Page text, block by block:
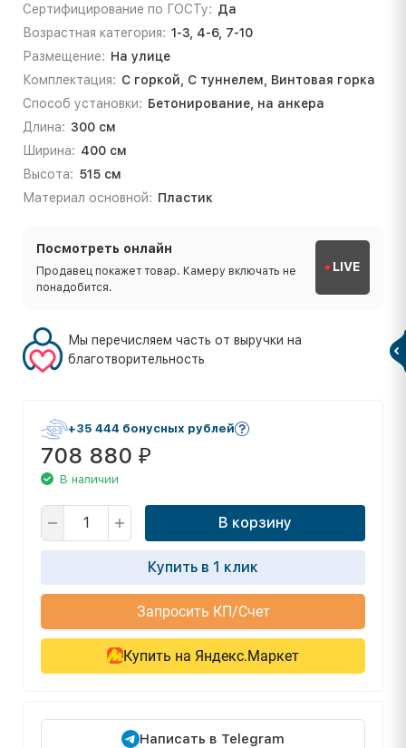
Сертифицирование по ГОСТу: Да
Возрастная категория: 1-3, 4-6, 7-10
Размещение: На улице
Комплектация: С горкой, С туннелем, Винтовая горка
Способ установки: Бетонирование, на анкера
Длина: 300 см
Ширина: 400 см
Высота: 515 см
Материал основной: Пластик
Посмотреть онлайн
Продавец покажет товар. Камеру включать не
понадобится.
LIVE
Мы перечисляем часть от выручки на
благотворительность
+35 444 бонусных рублей
708 880 ₽
В наличии
В корзину
Купить в 1 клик
Запросить КП/Счет
Купить на Яндекс.Маркет
Написать в Telegram